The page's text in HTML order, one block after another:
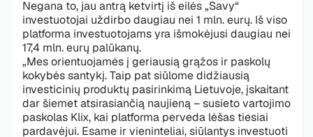
Negana to, jau antrą ketvirtį iš eilės „Savy“
investuotojai uždirbo daugiau nei 1 mln. eurų. Iš viso
platforma investuotojams yra išmokėjusi daugiau nei
17,4 mln. eurų palūkanų.
„Mes orientuojamės į geriausią grąžos ir paskolų
kokybės santykį. Taip pat siūlome didžiausią
investicinių produktų pasirinkimą Lietuvoje, įskaitant
dar šiemet atsirasiančią naujieną – susieto vartojimo
paskolas Klix, kai platforma perveda lėšas tiesiai
pardavėjui. Esame ir vieninteliai, siūlantys investuoti